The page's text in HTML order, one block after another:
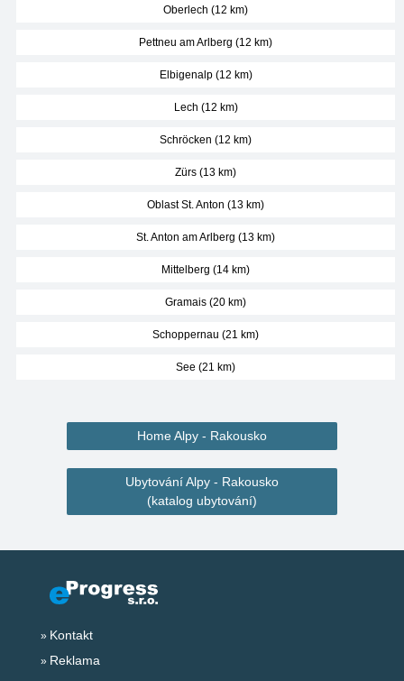
Oberlech (12 km)
Pettneu am Arlberg (12 km)
Elbigenalp (12 km)
Lech (12 km)
Schröcken (12 km)
Zürs (13 km)
Oblast St. Anton (13 km)
St. Anton am Arlberg (13 km)
Mittelberg (14 km)
Gramais (20 km)
Schoppernau (21 km)
See (21 km)
Home Alpy - Rakousko
Ubytování Alpy - Rakousko
(katalog ubytování)
Kontakt
Reklama